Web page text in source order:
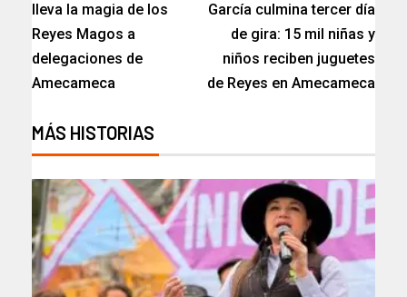
lleva la magia de los
Reyes Magos a
delegaciones de
Amecameca
García culmina tercer día
de gira: 15 mil niñas y
niños reciben juguetes
de Reyes en Amecameca
MÁS HISTORIAS